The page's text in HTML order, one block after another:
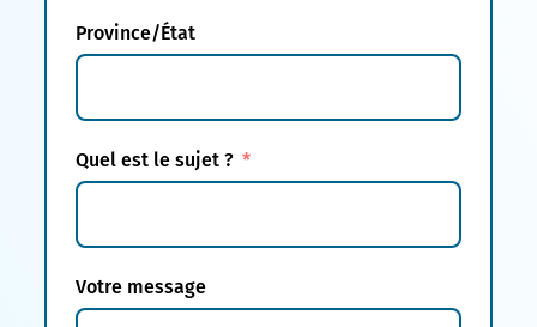
Province/État
Quel est le sujet ?
Votre message